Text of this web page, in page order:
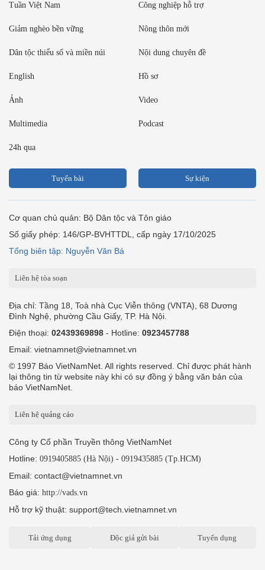
Tuần Việt Nam Công nghiệp hỗ trợ
Giảm nghèo bền vững Nông thôn mới
Dân tộc thiểu số và miền núi Nội dung chuyên đề
English Hồ sơ
Ảnh Video
Multimedia Podcast
24h qua
Tuyến bài Sự kiện
Cơ quan chủ quản: Bộ Dân tộc và Tôn giáo
Số giấy phép: 146/GP-BVHTTDL, cấp ngày 17/10/2025
Tổng biên tập: Nguyễn Văn Bá
Liên hệ tòa soạn
Địa chỉ: Tầng 18, Toà nhà Cục Viễn thông (VNTA), 68 Dương
Đình Nghệ, phường Cầu Giấy, TP. Hà Nội.
Điện thoại: 02439369898 - Hotline: 0923457788
Email: vietnamnet@vietnamnet.vn
© 1997 Báo VietNamNet. All rights reserved. Chỉ được phát hành
lại thông tin từ website này khi có sự đồng ý bằng văn bản của
báo VietNamNet.
Liên hệ quảng cáo
Công ty Cổ phần Truyền thông VietNamNet
Hotline: 0919405885 (Hà Nội) - 0919435885 (Tp.HCM)
Email: contact@vietnamnet.vn
Báo giá: http://vads.vn
Hỗ trợ kỹ thuật: support@tech.vietnamnet.vn
Tải ứng dụng Độc giả gửi bài Tuyển dụng